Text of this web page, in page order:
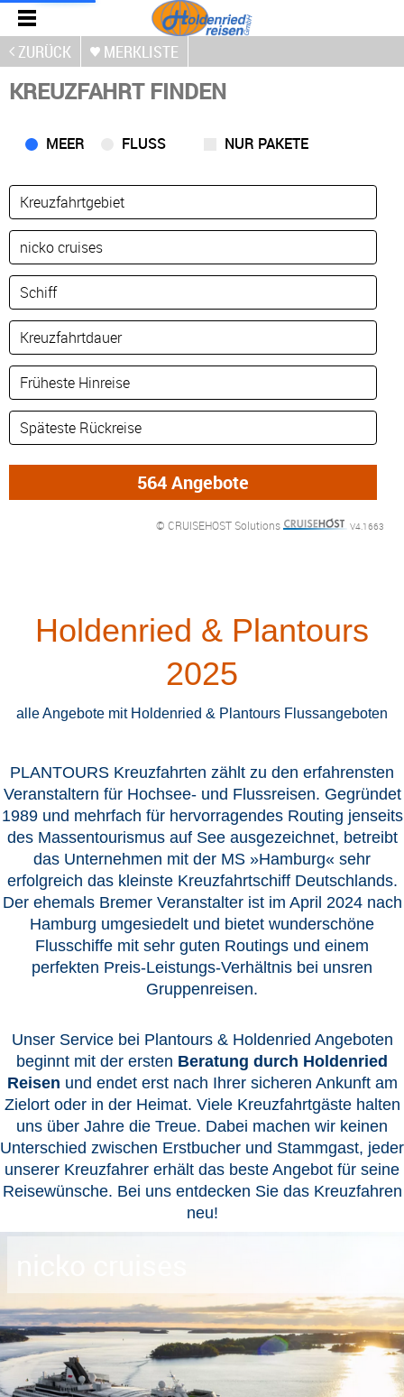
ZURÜCK MERKLISTE
KREUZFAHRT FINDEN
MEER FLUSS NUR PAKETE
© CRUISEHOST Solutions V4.1663
Holdenried & Plantours
2025
alle Angebote mit Holdenried & Plantours Flussangeboten
PLANTOURS Kreuzfahrten zählt zu den erfahrensten
Veranstaltern für Hochsee- und Flussreisen. Gegründet
1989 und mehrfach für hervorragendes Routing jenseits
des Massentourismus auf See ausgezeichnet, betreibt
das Unternehmen mit der MS »Hamburg« sehr
erfolgreich das kleinste Kreuzfahrtschiff Deutschlands.
Der ehemals Bremer Veranstalter ist im April 2024 nach
Hamburg umgesiedelt und bietet wunderschöne
Flusschiffe mit sehr guten Routings und einem
perfekten Preis-Leistungs-Verhältnis bei unsren
Gruppenreisen.
Unser Service bei Plantours & Holdenried Angeboten
beginnt mit der ersten Beratung durch Holdenried
Reisen und endet erst nach Ihrer sicheren Ankunft am
Zielort oder in der Heimat. Viele Kreuzfahrtgäste halten
uns über Jahre die Treue. Dabei machen wir keinen
Unterschied zwischen Erstbucher und Stammgast, jeder
unserer Kreuzfahrer erhält das beste Angebot für seine
Reisewünsche. Bei uns entdecken Sie das Kreuzfahren
neu!